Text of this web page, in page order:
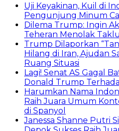
Uji Keyakinan, Kuil di
Pengunjung Minum
Dilema Trump: Ingin
Teheran Menolak
Trump Dilaporkan
Hilang di Iran, Ajudan
Ruang Situasi
Lagi! Senat AS Gagal
Donald Trump
Harumkan Nama
Raih Juara Umum
di Spanyol
Janessa Shanne Putri